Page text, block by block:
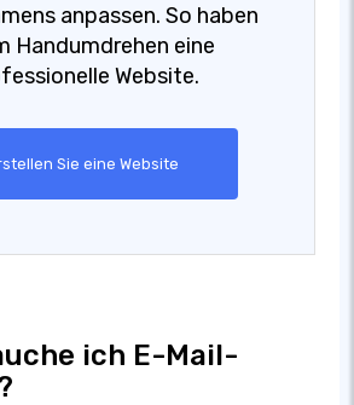
anpassen. So haben
Handumdrehen eine
Website.
Sie eine Website
ich E-Mail-